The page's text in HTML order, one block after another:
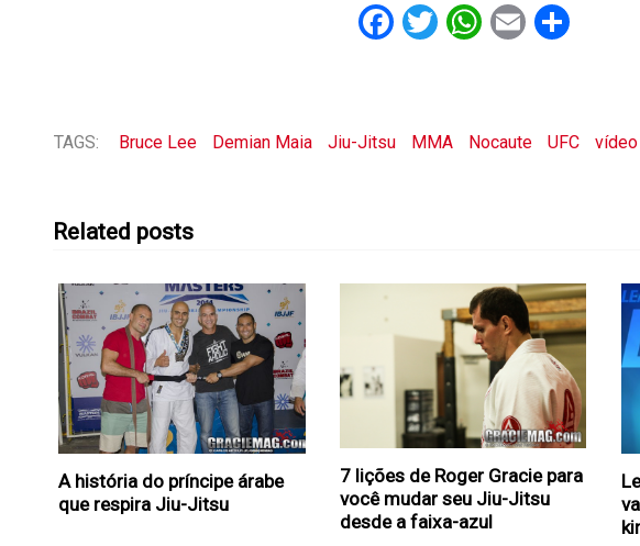
Facebook
Twitter
WhatsApp
EmailShare
TAGS: Bruce Lee Demian Maia Jiu-Jitsu MMA Nocaute UFC
Related posts
A história do príncipe árabe
que respira Jiu-Jitsu
7 lições de Roger Gracie para
você mudar seu Jiu-Jitsu
desde a faixa-azul